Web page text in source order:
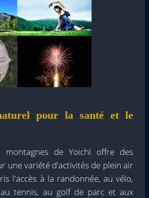
pour la santé et le
montagnes de Yoichi offre des
une variété d'activités de plein air
l'accès à la randonnée, au vélo,
au tennis, au golf de parc et aux